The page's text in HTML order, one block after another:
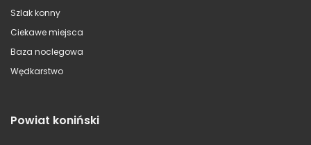
Szlak konny
Ciekawe miejsca
Baza noclegowa
Wędkarstwo
Powiat koniński